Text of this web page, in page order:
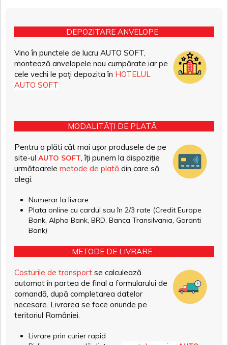
DEPOZITARE ANVELOPE
Vino în punctele de lucru AUTO SOFT,
montează anvelopele nou cumpărate iar pe
cele vechi le poți depozita în HOTELUL
AUTO SOFT
MODALITĂȚI DE PLATĂ
Pentru a plăti cât mai ușor produsele de pe
site-ul AUTO SOFT, îți punem la dispoziție
următoarele metode de plată din care să
alegi:
Numerar la livrare
Plata online cu cardul sau în 2/3 rate (Credit Europe
Bank, Alpha Bank, BRD, Banca Transilvania, Garanti
Bank)
METODE DE LIVRARE
Costurile de transport se calculează
automat în partea de final a formularului de
comandă, după completarea datelor
necesare. Livrarea se face oriunde pe
teritoriul României.
Livrare prin curier rapid